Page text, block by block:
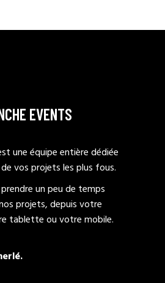
EVENTS
une équipe entière dédiée
vos projets les plus fous.
un peu de temps
projets, depuis votre
tablette ou votre mobile.